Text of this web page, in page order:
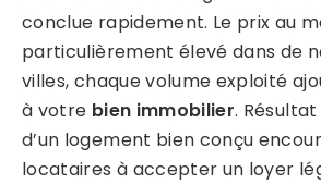
conclue rapidement. Le prix au
particulièrement élevé dans de
villes, chaque volume exploité
à votre bien immobilier.
d’un logement bien conçu
locataires à accepter un loyer